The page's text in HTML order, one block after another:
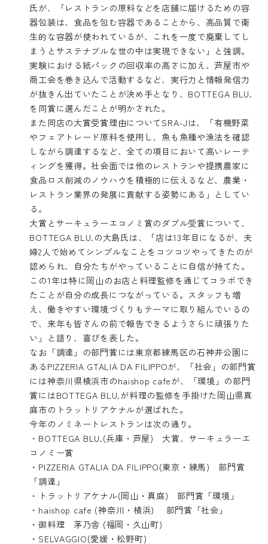
氏が、「レストランの原料などを店舗に届けるための容
器包装は、食品を包む容器であることから、高品質で衛
生的な容器が使われているが、これを一度で廃棄してし
まうとサステナブルな世の中は実現できない」と強調。
実験における紙パックの回収率の高さに加え、芦屋市や
商工会を巻き込んで活動するなど、実行力と情報発信力
が抜きん出ていたことが決め手となり、BOTTEGA BLU.
を同賞に選んだことが明かされた。
また同店の大賞受賞理由についてSRA-Jは、「有機野菜
やフェアトレード原料を使用し、魚も魚種や漁法を確認
しながら調達するなど、全ての項目において高いレーテ
ィングを獲得。社会面では他のレストランや提携農家に
食品ロス削減のノウハウを積極的に伝えるなど、農業・
レストラン業界の発展に貢献する姿勢にある」としてい
る。
大賞とサーキュラーエコノミ賞のダブル受賞について、
BOTTEGA BLU.の大島氏は、「店は13年目になるが、夫
婦2人で始めてシンプルなことをコツコツやってきたのが
認められ、自分たちがやっていることに自信が持てた。
この1年は特に岡山のお店と料理監修を通じてコラボでき
たことが自分の成長につながっている。スタッフも増
え、働きやすい環境づくりもテーマに取り組んでいるの
で、来年も皆さんの前で報告できるようさらに頑張りた
い」と語り、喜びを表した。
なお「調達」の部門賞には東京都練馬区の石神井公園に
あるPIZZERIA GTALIA DA FILIPPOが、「社会」の部門賞
には神奈川県横浜市のhaishop cafeが、「環境」の部門
賞にはBOTTEGA BLU.が料理の監修を手掛けた岡山県真
庭市の トラットリアケナルが選ばれた。
今年のノミネートレストランは次の通り。
・BOTTEGA BLU.(兵庫・芦屋) 大賞、サーキュラーエ
コノミー賞
・PIZZERIA GTALIA DA FILIPPO(東京・練馬) 部門賞
「調達」
・トラットリアケナル(岡山・真庭) 部門賞「環境」
・haishop cafe (神奈川・横浜) 部門賞「社会」
・御料理 茅乃舎 (福岡・久山町)
・ SELVAGGIO(愛媛・松野町)